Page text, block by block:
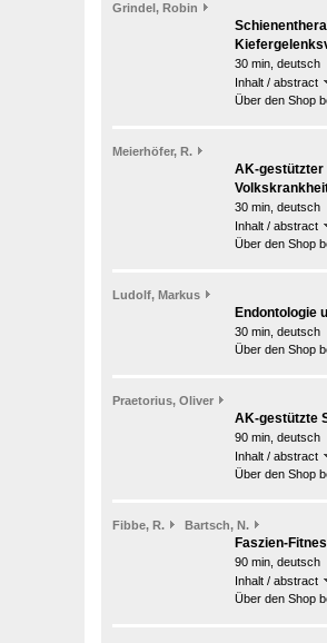
Grindel, Robin
30 min, deutsch
Inhalt / abstract
Über den Shop
Meierhöfer, R.
AK-gestützter
30 min, deutsch
Inhalt / abstract
Über den Shop
Ludolf, Markus
Endontologie
30 min, deutsch
Über den Shop
Praetorius, Oliver
AK-gestützte
90 min, deutsch
Inhalt / abstract
Über den Shop
Fibbe, R. Bartsch, N.
Faszien-
90 min, deutsch
Inhalt / abstract
Über den Shop